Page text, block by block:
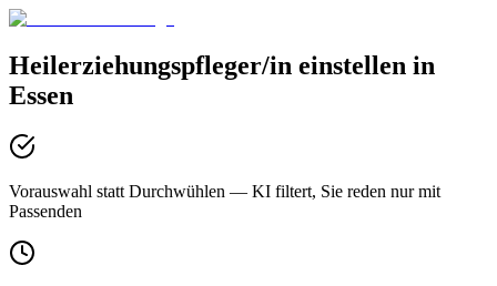
Heilerziehungspfleger/in einstellen in
Essen
Vorauswahl statt Durchwühlen — KI filtert, Sie reden nur mit
Passenden